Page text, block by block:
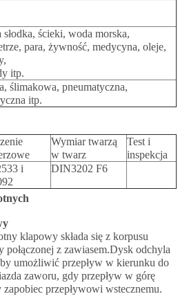
słodka, ścieki, woda morska,
para, żywność, medycyna, oleje,
itp.
ślimakowa, pneumatyczna,
itp.
Wymiar twarzą
w twarz
Test i
inspekcja
i
DIN3202 F6
klapowy składa się z korpusu
z zawiasem.Dysk odchyla
umożliwić przepływ w kierunku do
zaworu, gdy przepływ w górę
zapobiec przepływowi wstecznemu.